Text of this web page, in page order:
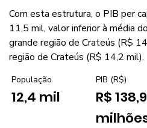
Com esta estrutura, o PIB per
11,5 mil, valor inferior à média
grande região de Crateús (R$
região de Crateús (R$ 14,2 mil).
População
12,4 mil
PIB (R$)
R$ 138,9